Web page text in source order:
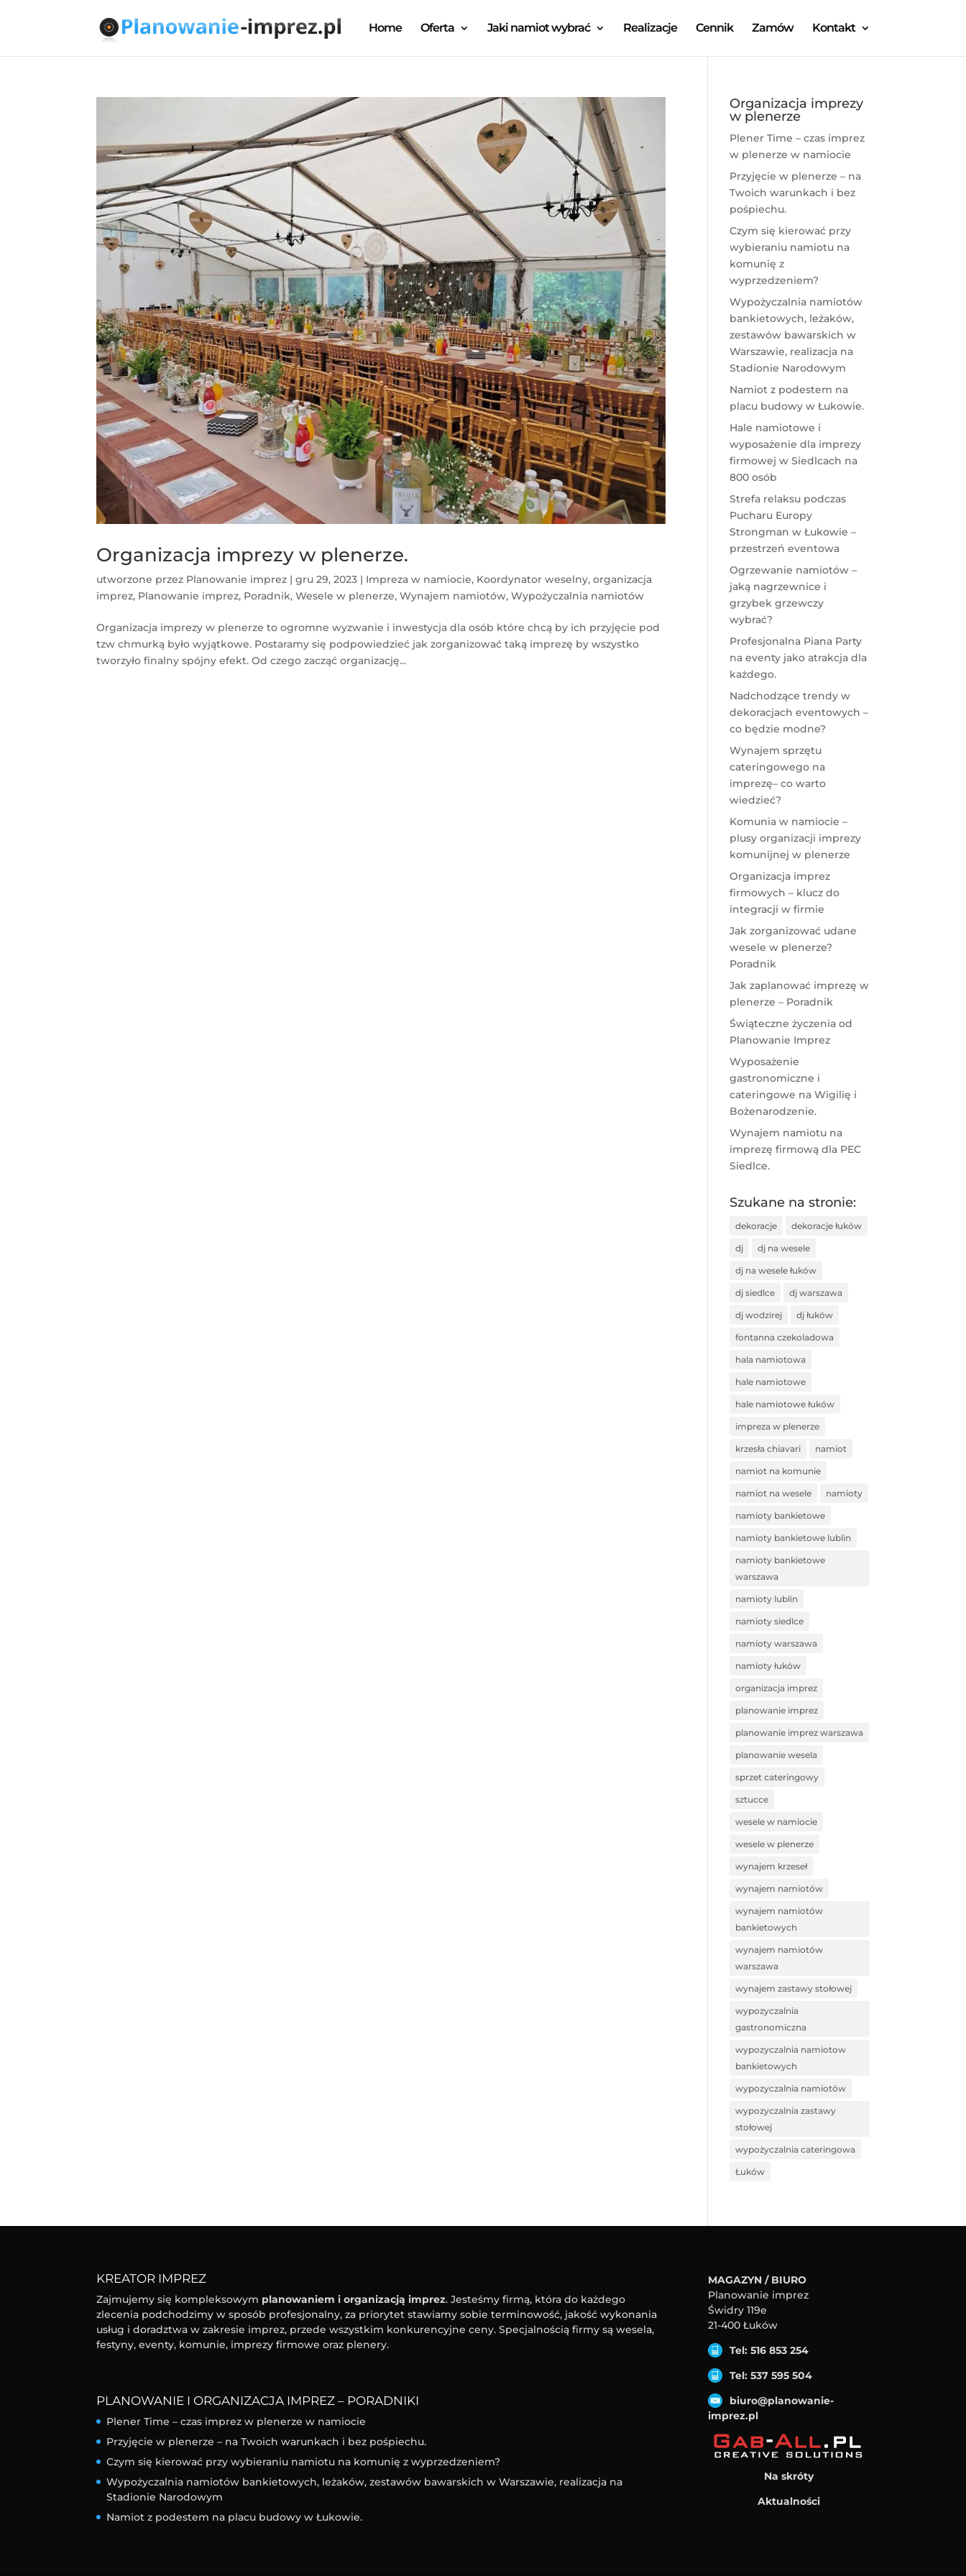
Home Oferta Jaki namiot wybrać Realizacje Cennik Zamów Kontakt
Organizacja imprezy w plenerze.
utworzone przez Planowanie imprez |gru 29, 2023 | Impreza w namiocie, Koordynator weselny,organizacja
imprez, Planowanie imprez, Poradnik,Wesele w plenerze,Wynajem namiotów,Wypożyczalnia namiotów
Organizacja imprezy w plenerze to ogromne wyzwanie i inwestycja dla osób które chcą by ich przyjęcie pod
tzw chmurką było wyjątkowe. Postaramy się podpowiedzieć jak zorganizować taką imprezę by wszystko
tworzyło finalny spójny efekt. Od czego zacząć organizację...
Organizacja imprezy
w plenerze
Plener Time – czas imprez
w plenerze w namiocie
Przyjęcie w plenerze – na
Twoich warunkach i bez
pośpiechu.
Czym się kierować przy
wybieraniu namiotu na
komunię z
wyprzedzeniem?
Wypożyczalnia namiotów
bankietowych, leżaków,
zestawów bawarskich w
Warszawie, realizacja na
Stadionie Narodowym
Namiot z podestem na
placu budowy w Łukowie.
Hale namiotowe i
wyposażenie dla imprezy
firmowej w Siedlcach na
800 osób
Strefa relaksu podczas
Pucharu Europy
Strongman w Łukowie –
przestrzeń eventowa
Ogrzewanie namiotów –
jaką nagrzewnice i
grzybek grzewczy
wybrać?
Profesjonalna Piana Party
na eventy jako atrakcja dla
każdego.
Nadchodzące trendy w
dekoracjach eventowych –
co będzie modne?
Wynajem sprzętu
cateringowego na
imprezę– co warto
wiedzieć?
Komunia w namiocie –
plusy organizacji imprezy
komunijnej w plenerze
Organizacja imprez
firmowych – klucz do
integracji w firmie
Jak zorganizować udane
wesele w plenerze?
Poradnik
Jak zaplanować imprezę w
plenerze – Poradnik
Świąteczne życzenia od
Planowanie Imprez
Wyposażenie
gastronomiczne i
cateringowe na Wigilię i
Bożenarodzenie.
Wynajem namiotu na
imprezę firmową dla PEC
Siedlce.
Szukane na stronie:
dekoracje dekoracje łuków
dj dj na wesele
dj na wesele łuków
dj siedlce dj warszawa
dj wodzirej dj łuków
fontanna czekoladowa
hala namiotowa
hale namiotowe
hale namiotowe łuków
impreza w plenerze
krzesła chiavari namiot
namiot na komunie
namiot na wesele namioty
namioty bankietowe
namioty bankietowe lublin
namioty bankietowe
warszawa
namioty lublin
namioty siedlce
namioty warszawa
namioty łuków
organizacja imprez
planowanie imprez
planowanie imprez warszawa
planowanie wesela
sprzet cateringowy
sztucce
wesele w namiocie
wesele w plenerze
wynajem krzeseł
wynajem namiotów
wynajem namiotów
bankietowych
wynajem namiotów
warszawa
wynajem zastawy stołowej
wypozyczalnia
gastronomiczna
wypozyczalnia namiotow
bankietowych
wypozyczalnia namiotów
wypozyczalnia zastawy
stołowej
wypożyczalnia cateringowa
Łuków
KREATOR IMPREZ
Zajmujemy się kompleksowym planowaniem i organizacją imprez. Jesteśmy firmą, która do każdego
zlecenia podchodzimy w sposób profesjonalny, za priorytet stawiamy sobie terminowość, jakość wykonania
usług i doradztwa w zakresie imprez, przede wszystkim konkurencyjne ceny. Specjalnością firmy są wesela,
festyny, eventy, komunie, imprezy firmowe oraz plenery.
PLANOWANIE I ORGANIZACJA IMPREZ – PORADNIKI
Plener Time – czas imprez w plenerze w namiocie
Przyjęcie w plenerze – na Twoich warunkach i bez pośpiechu.
Czym się kierować przy wybieraniu namiotu na komunię z wyprzedzeniem?
Wypożyczalnia namiotów bankietowych, leżaków, zestawów bawarskich w Warszawie, realizacja na
Stadionie Narodowym
Namiot z podestem na placu budowy w Łukowie.
MAGAZYN / BIURO
Planowanie imprez
Świdry 119e
21-400 Łuków
Tel: 516 853 254
Tel: 537 595 504
biuro@planowanie-
imprez.pl
Na skróty
Aktualności